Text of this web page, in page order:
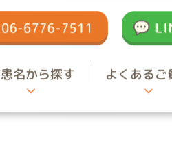
名から探す よくあるご